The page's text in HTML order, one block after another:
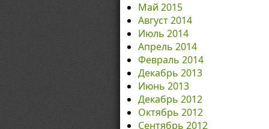
Май 2015
Август 2014
Июль 2014
Апрель 2014
Февраль 2014
Декабрь 2013
Июнь 2013
Декабрь 2012
Октябрь 2012
Сентябрь 2012